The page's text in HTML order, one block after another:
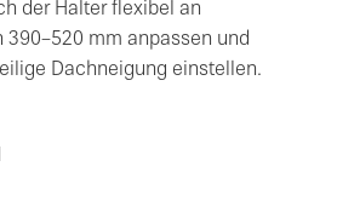
der Halter flexibel an
390–520 mm anpassen und
Dachneigung einstellen.